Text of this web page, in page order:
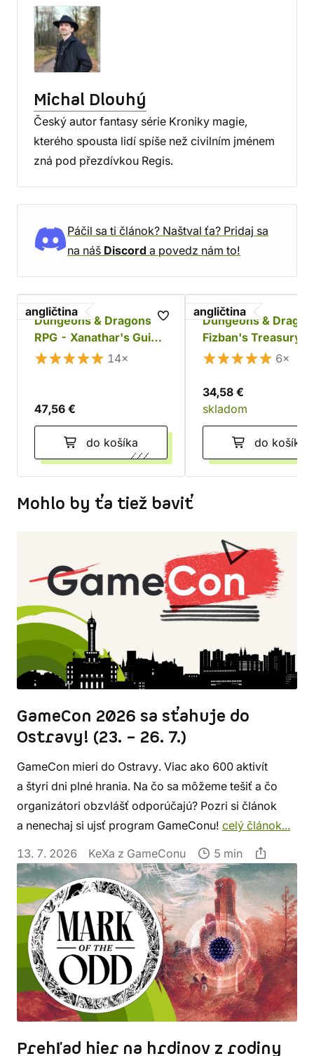
Michal Dlouhý
Český autor fantasy série Kroniky magie,
kterého spousta lidí spíše než civilním jménem
zná pod přezdívkou Regis.
Páčil sa ti článok? Naštval ťa? Pridaj sa
na náš Discord a povedz nám to!
angličtina
Dungeons & Dragons
RPG - Xanathar's Guide
to Everything14×
47,56 €
do košíka
angličtina
Dungeons &
Fizban's Treasury
Dragons
6×
34,58 €
skladom
do košíka
Mohlo by ťa tiež baviť
GameCon 2026 sa sťahuje do
Ostravy! (23. – 26. 7.)
GameCon mieri do Ostravy. Viac ako 600 aktivít
a štyri dni plné hrania. Na čo sa môžeme tešiť a čo
organizátori obzvlášť odporúčajú? Pozri si článok
a nenechaj si ujsť program GameConu! celý článok...
13. 7. 2026
KeXa z GameConu 5 min
Prehľad hier na hrdinov z rodiny